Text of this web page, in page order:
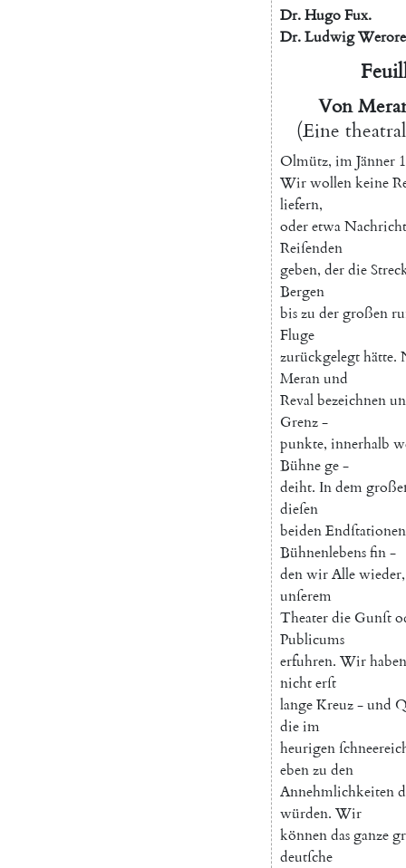
Dr.HugoFux.
Dr.Ludwig
Von
(Eine
Olmütz, imJänner
Wirwollenkeine
liefern,
oderetwaNachricht
Reiſenden
geben, derdie
Bergen
biszu dergroßen
Fluge
zurückgelegthätte.
Meranund
Revalbezeichnen
Grenz-
punkte, innerhalb
Bühnege-
deiht. Indem
dieſen
beidenEndſtationen
Bühnenlebensfin-
denwirAllewieder,
unſerem
Theaterdie Gunſt
Publicums
erfuhren. Wirhaben
nichterſt
langeKreuz-und
dieim
heurigen
ebenzu den
Annehmlichkeiten
würden. Wir
könnendasganze
deutſche